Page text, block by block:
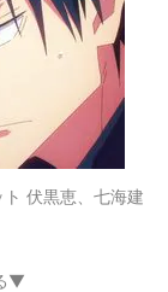
伏黒恵、七海建
▼